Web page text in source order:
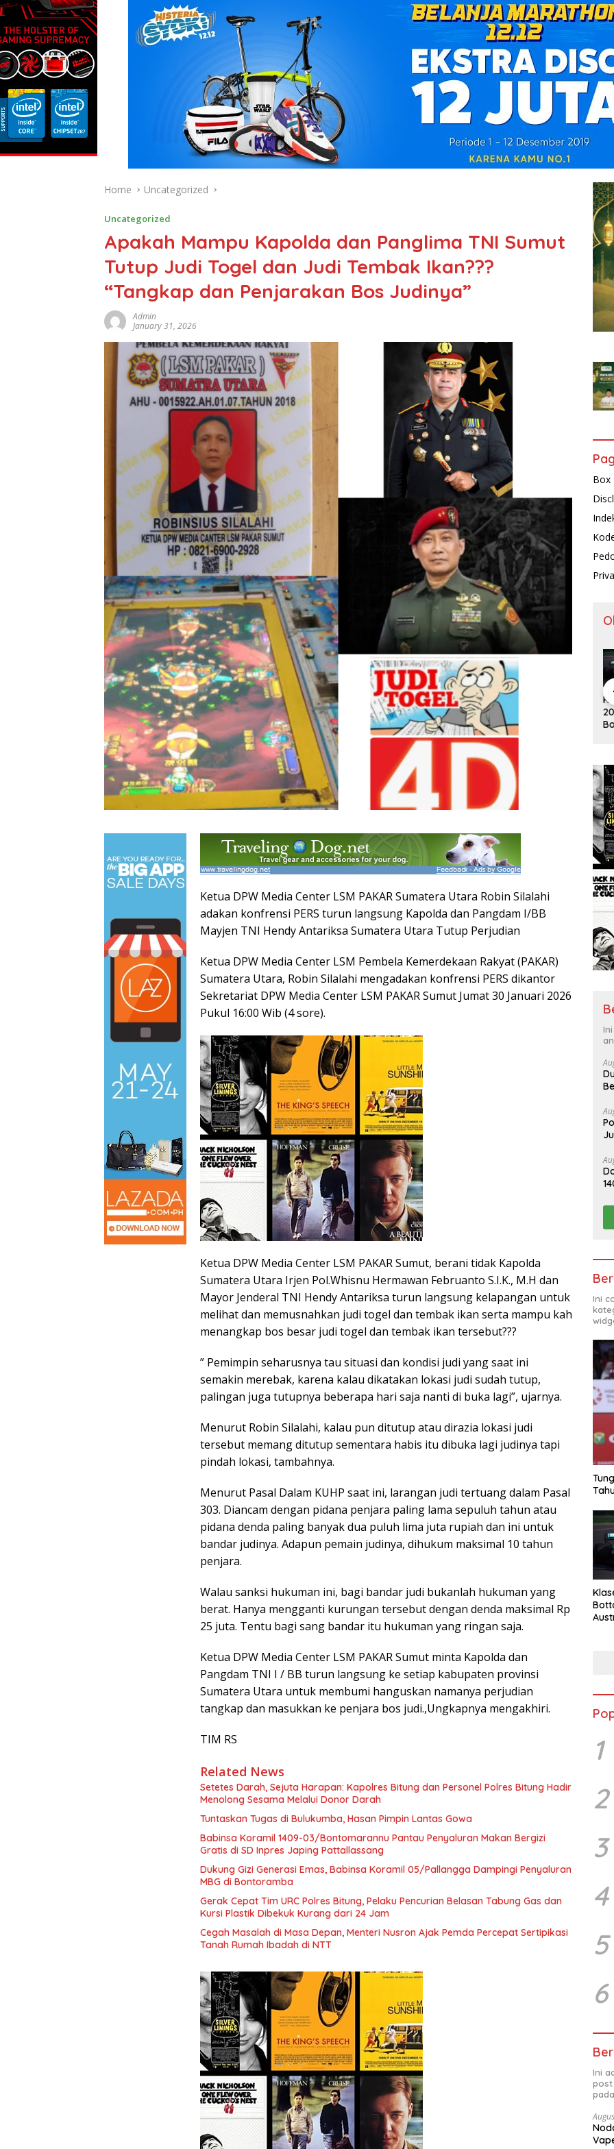
Home Uncategorized
Uncategorized
Apakah Mampu Kapolda dan Panglima TNI Sumut
Tutup Judi Togel dan Judi Tembak Ikan???
“Tangkap dan Penjarakan Bos Judinya”
Admin
January 31, 2026
Ketua DPW Media Center LSM PAKAR Sumatera Utara Robin Silalahi
adakan konfrensi PERS turun langsung Kapolda dan Pangdam I/BB
Mayjen TNI Hendy Antariksa Sumatera Utara Tutup Perjudian
Ketua DPW Media Center LSM Pembela Kemerdekaan Rakyat (PAKAR)
Sumatera Utara, Robin Silalahi mengadakan konfrensi PERS dikantor
Sekretariat DPW Media Center LSM PAKAR Sumut Jumat 30 Januari 2026
Pukul 16:00 Wib (4 sore).
Ketua DPW Media Center LSM PAKAR Sumut, berani tidak Kapolda
Sumatera Utara Irjen Pol.Whisnu Hermawan Februanto S.I.K., M.H dan
Mayor Jenderal TNI Hendy Antariksa turun langsung kelapangan untuk
melihat dan memusnahkan judi togel dan tembak ikan serta mampu kah
menangkap bos besar judi togel dan tembak ikan tersebut???
” Pemimpin seharusnya tau situasi dan kondisi judi yang saat ini
semakin merebak, karena kalau dikatakan lokasi judi sudah tutup,
palingan juga tutupnya beberapa hari saja nanti di buka lagi”, ujarnya.
Menurut Robin Silalahi, kalau pun ditutup atau dirazia lokasi judi
tersebut memang ditutup sementara habis itu dibuka lagi judinya tapi
pindah lokasi, tambahnya.
Menurut Pasal Dalam KUHP saat ini, larangan judi tertuang dalam Pasal
303. Diancam dengan pidana penjara paling lama sepuluh tahun atau
pidana denda paling banyak dua puluh lima juta rupiah dan ini untuk
bandar judinya. Adapun pemain judinya, dihukum maksimal 10 tahun
penjara.
Walau sanksi hukuman ini, bagi bandar judi bukanlah hukuman yang
berat. Hanya mengganti kurungan tersebut dengan denda maksimal Rp
25 juta. Tentu bagi sang bandar itu hukuman yang ringan saja.
Ketua DPW Media Center LSM PAKAR Sumut minta Kapolda dan
Pangdam TNI I / BB turun langsung ke setiap kabupaten provinsi
Sumatera Utara untuk membumi hanguskan namanya perjudian
tangkap dan masukkan ke penjara bos judi.,Ungkapnya mengakhiri.
TIM RS
Related News
Setetes Darah, Sejuta Harapan: Kapolres Bitung dan Personel Polres Bitung Hadir
Menolong Sesama Melalui Donor Darah
Tuntaskan Tugas di Bulukumba, Hasan Pimpin Lantas Gowa
Babinsa Koramil 1409-03/Bontomarannu Pantau Penyaluran Makan Bergizi
Gratis di SD Inpres Japing Pattallassang
Dukung Gizi Generasi Emas, Babinsa Koramil 05/Pallangga Dampingi Penyaluran
MBG di Bontoramba
Gerak Cepat Tim URC Polres Bitung, Pelaku Pencurian Belasan Tabung Gas dan
Kursi Plastik Dibekuk Kurang dari 24 Jam
Cegah Masalah di Masa Depan, Menteri Nusron Ajak Pemda Percepat Sertipikasi
Tanah Rumah Ibadah di NTT
Box
Tontowi
Ahmad/Liliy
ana Natsir
Sabet Gelar
Juara Dunia
Kedua
Pergantian
Jitu Luis
Milla yang
Mengantar
Indonesia
ke Semifinal
Tunggal
Putra
Paceklik
Gelar All
England 25
Tahun, Ini
Saran Untuk
Jonatan
dkk
Klasemen F1
2019 Usai
Bottas
Menangi GP
Australia
Tontowi
Ahmad/Liliy
ana Natsir
Sabet Gelar
Juara Dunia
Kedua
Pergantian
Jitu Luis
Milla yang
Mengantar
Indonesia
ke Semifinal
Ini
1
2
3
4
5
6
Ini
post